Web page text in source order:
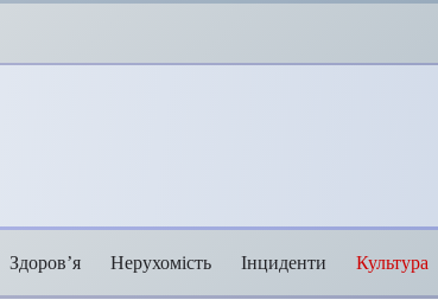
Здоров’я Нерухомість Інциденти Культура